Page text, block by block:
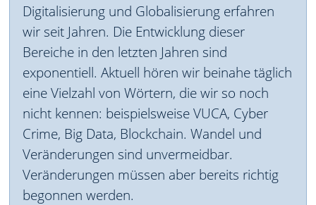
Digitalisierung und Globalisierung erfahren
wir seit Jahren. Die Entwicklung dieser
Bereiche in den letzten Jahren sind
exponentiell. Aktuell hören wir beinahe täglich
eine Vielzahl von Wörtern, die wir so noch
nicht kennen: beispielsweise VUCA, Cyber
Crime, Big Data, Blockchain. Wandel und
Veränderungen sind unvermeidbar.
Veränderungen müssen aber bereits richtig
begonnen werden.